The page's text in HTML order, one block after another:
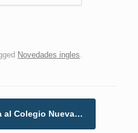
Novedades ingles.
al Colegio Nueva…